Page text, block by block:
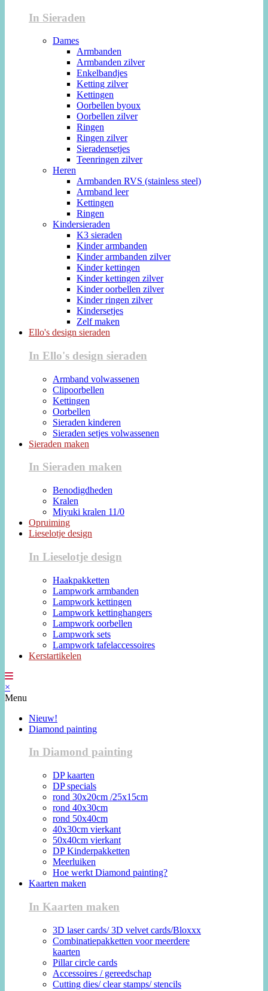
In Sieraden
Dames
Armbanden
Armbanden zilver
Enkelbandjes
Ketting zilver
Kettingen
Oorbellen byoux
Oorbellen zilver
Ringen
Ringen zilver
Sieradensetjes
Teenringen zilver
Heren
Armbanden RVS (stainless steel)
Armband leer
Kettingen
Ringen
Kindersieraden
K3 sieraden
Kinder armbanden
Kinder armbanden zilver
Kinder kettingen
Kinder kettingen zilver
Kinder oorbellen zilver
Kinder ringen zilver
Kindersetjes
Zelf maken
Ello's design sieraden
In Ello's design sieraden
Armband volwassenen
Clipoorbellen
Kettingen
Oorbellen
Sieraden kinderen
Sieraden setjes volwassenen
Sieraden maken
In Sieraden maken
Benodigdheden
Kralen
Miyuki kralen 11/0
Opruiming
Lieselotje design
In Lieselotje design
Haakpakketten
Lampwork armbanden
Lampwork kettingen
Lampwork kettinghangers
Lampwork oorbellen
Lampwork sets
Lampwork tafelaccessoires
Kerstartikelen
×
Menu
Nieuw!
Diamond painting
In Diamond painting
DP kaarten
DP specials
rond 30x20cm /25x15cm
rond 40x30cm
rond 50x40cm
40x30cm vierkant
50x40cm vierkant
DP Kinderpakketten
Meerluiken
Hoe werkt Diamond painting?
Kaarten maken
In Kaarten maken
3D laser cards/ 3D velvet cards/Bloxxx
Combinatiepakketten voor meerdere
kaarten
Pillar circle cards
Accessoires / gereedschap
Cutting dies/ clear stamps/ stencils